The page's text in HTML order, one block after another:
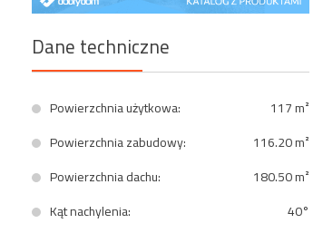
Dane techniczne
Powierzchnia użytkowa:
117 m²
Powierzchnia zabudowy:
116.20 m²
Powierzchnia dachu:
180.50 m²
Kąt nachylenia:
40°